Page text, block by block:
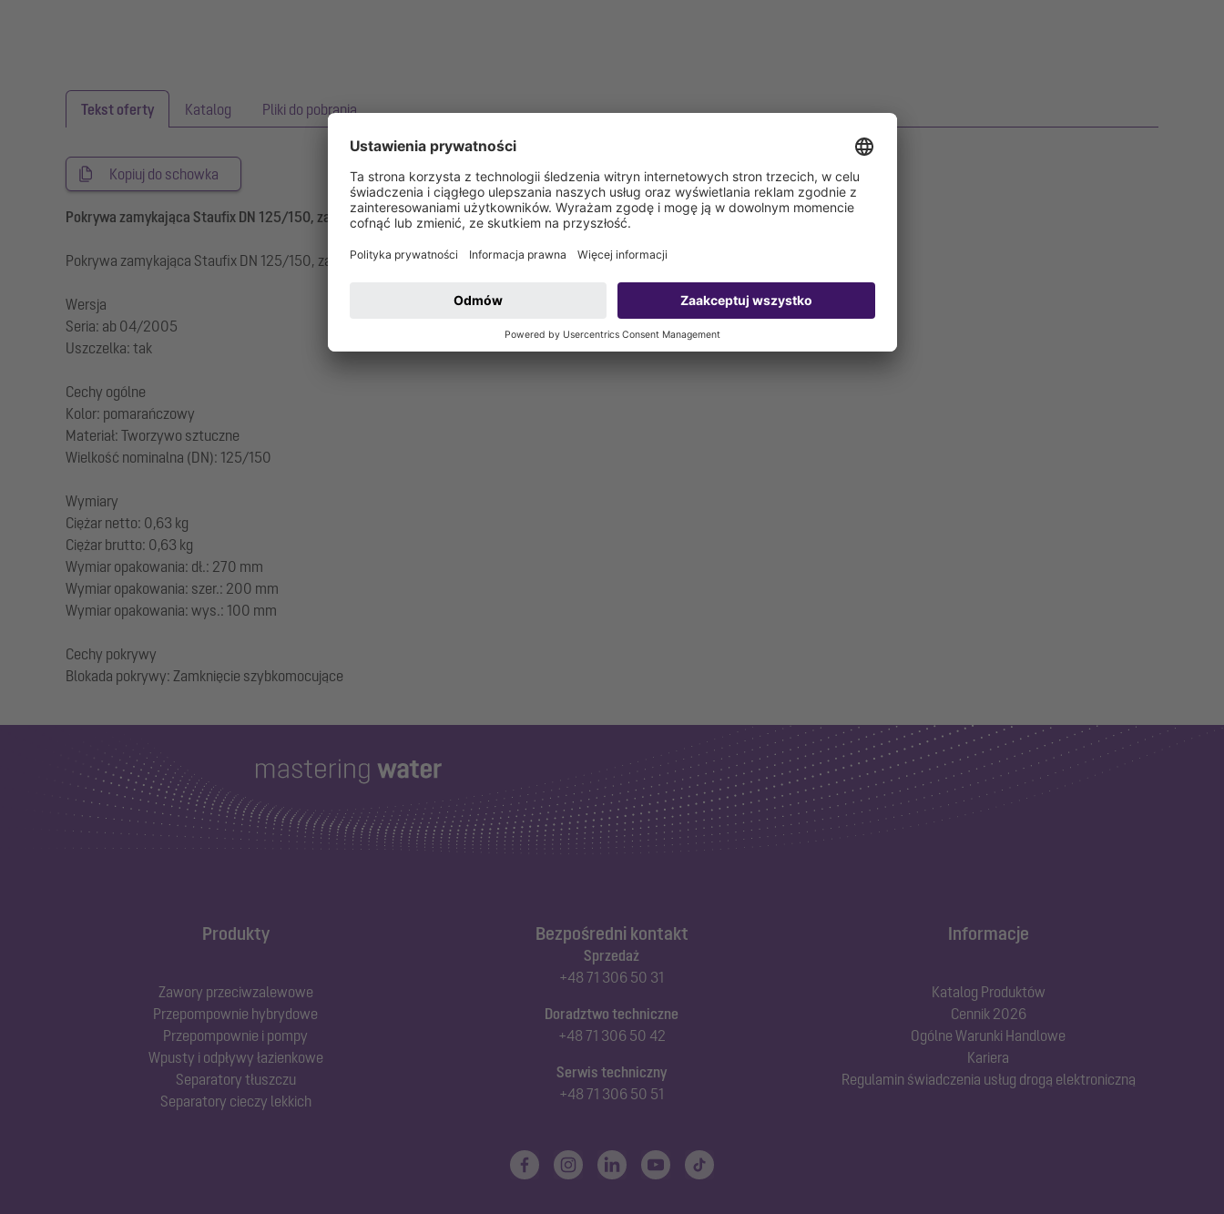
Tekst oferty Katalog Pliki do pobrania
Kopiuj do schowka
Pokrywa zamykająca Staufix DN 125/150, zamknięcie awaryjne
Pokrywa zamykająca Staufix DN 125/150, zamknięcie awaryjne
Wersja
Seria: ab 04/2005
Uszczelka: tak
Cechy ogólne
Kolor: pomarańczowy
Materiał: Tworzywo sztuczne
Wielkość nominalna (DN): 125/150
Wymiary
Ciężar netto: 0,63 kg
Ciężar brutto: 0,63 kg
Wymiar opakowania: dł.: 270 mm
Wymiar opakowania: szer.: 200 mm
Wymiar opakowania: wys.: 100 mm
Cechy pokrywy
Produkty
Zawory przeciwzalewowe
Przepompownie hybrydowe
Przepompownie i pompy
Wpusty i odpływy łazienkowe
Separatory tłuszczu
Separatory cieczy lekkich
Bezpośredni kontakt
Sprzedaż
+48 71 306 50 31
Doradztwo techniczne
+48 71 306 50 42
Serwis techniczny
+48 71 306 50 51
Informacje
Katalog Produktów
Cennik 2026
Ogólne Warunki Handlowe
Kariera
Regulamin świadczenia usług drogą elektroniczną